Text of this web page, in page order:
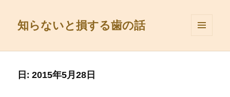
知らないと損する歯の話
ーとウ
日:2015年5月28日